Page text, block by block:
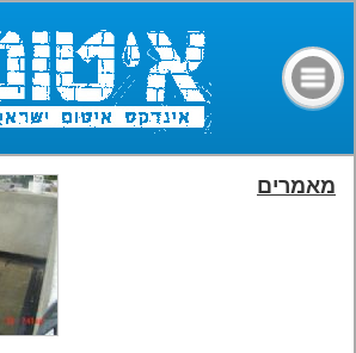
מאמרים
קבלני איטום
חומרים